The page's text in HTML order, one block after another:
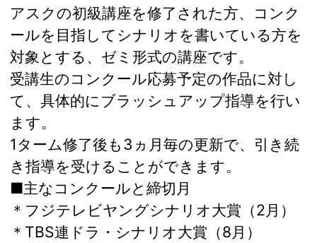
アスクの初級講座を修了された方、コンク
ールを目指してシナリオを書いている方を
対象とする、ゼミ形式の講座です。
受講生のコンクール応募予定の作品に対し
て、具体的にブラッシュアップ指導を行い
ます。
1ターム修了後も3ヵ月毎の更新で、引き続
き指導を受けることができます。
■主なコンクールと締切月
＊フジテレビヤングシナリオ大賞（2月）
＊TBS連ドラ・シナリオ大賞（8月）